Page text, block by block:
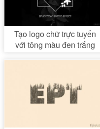
Tạo logo chữ trực tuyến
với tông màu đen trắng